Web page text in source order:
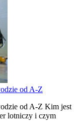
od A-Z
od A-Z Kim jest
lotniczy i czym